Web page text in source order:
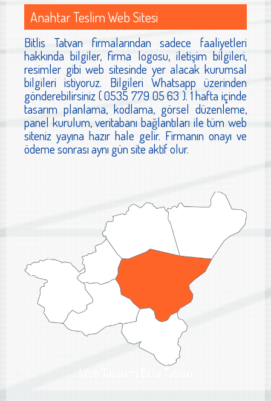
Anahtar Teslim Web Sitesi
Bitlis Tatvan firmalarından sadece faaliyetleri
hakkında bilgiler, firma logosu, iletişim bilgileri,
resimler gibi web sitesinde yer alacak kurumsal
bilgileri istiyoruz. Bilgileri Whatsapp üzerinden
gönderebilirsiniz ( 0535 779 05 63 ). 1 hafta içinde
tasarım planlama, kodlama, görsel düzenleme,
panel kurulum, veritabanı bağlantıları ile tüm web
siteniz yayına hazır hale gelir. Firmanın onayı ve
ödeme sonrası aynı gün site aktif olur.
Web Tasarımı Bitlis Tatvan